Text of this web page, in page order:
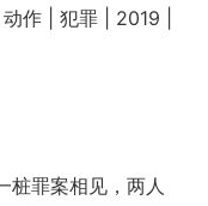
| 犯罪 | 2019 |
罪案相见，两人